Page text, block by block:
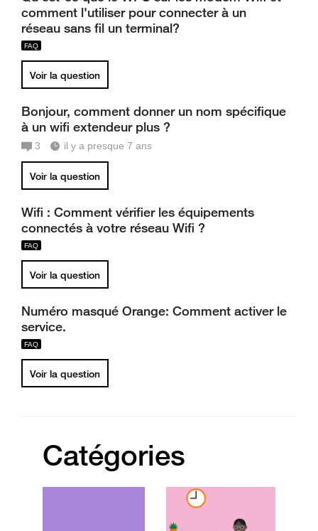
comment l'utiliser pour connecter à un
réseau sans fil un terminal?
Voir la question
Bonjour, comment donner un nom spécifique
à un wifi extendeur plus ?
3 il y a presque 7 ans
Voir la question
Wifi : Comment vérifier les équipements
connectés à votre réseau Wifi ?
Voir la question
Numéro masqué Orange: Comment activer le
service.
Voir la question
Catégories